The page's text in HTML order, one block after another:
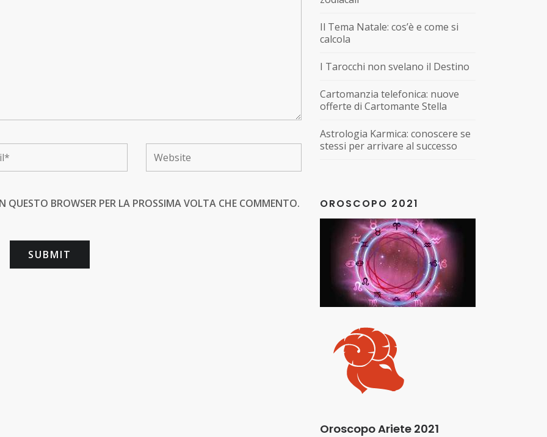
QUESTO BROWSER PER LA PROSSIMA VOLTA CHE COMMENTO.
Il Tema Natale: cos’è e come si
calcola
I Tarocchi non svelano il Destino
Cartomanzia telefonica: nuove
offerte di Cartomante Stella
Astrologia Karmica: conoscere se
stessi per arrivare al successo
OROSCOPO 2021
Oroscopo Ariete 2021